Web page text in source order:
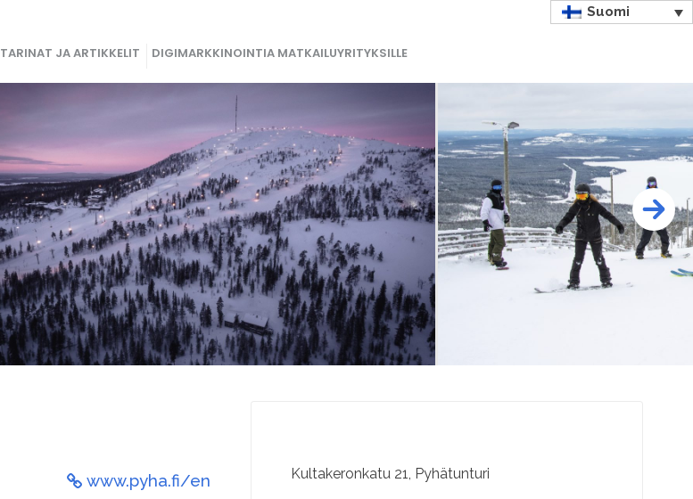
TARINAT JA ARTIKKELIT DIGIMARKKINOINTIA MATKAILUYRITYKSILLE
Suomi
www.pyha.fi/en Kultakeronkatu 21 Pyhätunturi